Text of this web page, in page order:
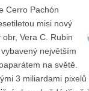
Cerro Pachón
misi nový
Vera C. Rubin
největším
na světě.
3 miliardami